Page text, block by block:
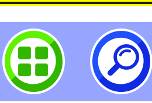
暑期「小導演大夢
學青少年影像文化
TRIBE – Youth
坊營隊活動，因